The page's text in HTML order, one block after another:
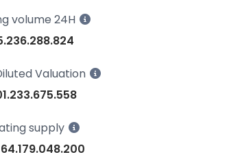
volume 24H
Valuation
supply
64.179.048.200